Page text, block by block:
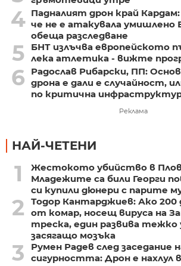
4 Падналият дрон край
че не е атакувала умишлено
обеща разследване
5
БНТ излъчва европейското
лека атлетика - вижте
6
Радослав Рибарски, ПП:
дрона е дали е случайност,
по критична
Реклама
НАЙ-ЧЕТЕНИ
1
Жестокото убийство в
Младежите са били Георги
си купили дюнери с парите
2
Тодор Кантарджиев: Ако 200
от комар, носещ вируса на
треска, един развива тежко
засягащо мозъка
3
Румен Радев след заседание
сигурността: Дрон е нахлул